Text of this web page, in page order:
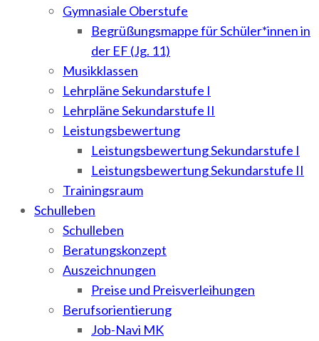
Gymnasiale Oberstufe
Begrüßungsmappe für Schüler*innen in
der EF (Jg. 11)
Musikklassen
Lehrpläne Sekundarstufe I
Lehrpläne Sekundarstufe II
Leistungsbewertung
Leistungsbewertung Sekundarstufe I
Leistungsbewertung Sekundarstufe II
Trainingsraum
Schulleben
Schulleben
Beratungskonzept
Auszeichnungen
Preise und Preisverleihungen
Berufsorientierung
Job-Navi MK